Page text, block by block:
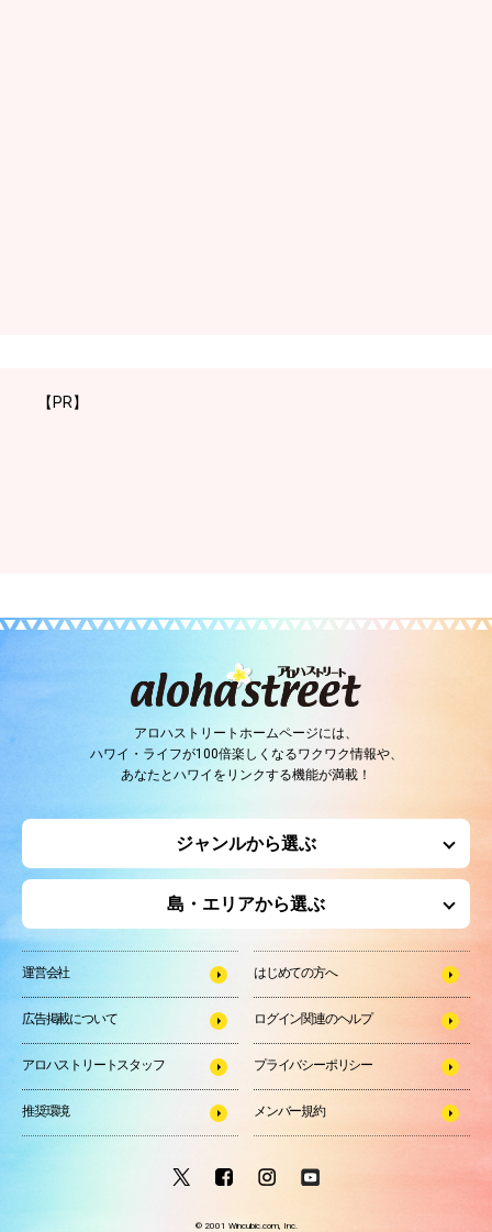
【PR】
アロハストリートホームページには、
ハワイ・ライフが100倍楽しくなるワクワク情報や、
あなたとハワイをリンクする機能が満載！
ジャンルから選ぶ
島・エリアから選ぶ
運営会社 はじめての方へ
広告掲載について ログイン関連のヘルプ
アロハストリートスタッフ プライバシーポリシー
推奨環境 メンバー規約
© 2001 Wincubic.com, Inc.